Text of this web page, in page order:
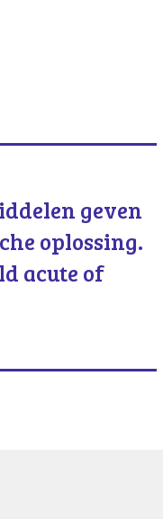
geven
oplossing.
acute of